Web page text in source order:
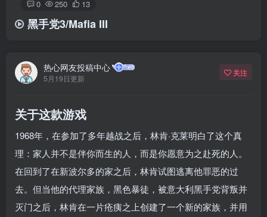
0 250 13
黑手党3/Mafia III
热心网友投稿中心
5月19日更新
关注
关于这款游戏
1968年，在参加了多年越战之后，林肯·克莱明白了这个真
理：家人并不是伴你而生的人，而是你愿意为之赴死的人。
在回到了在新波尔多的家之后，林肯试图逃离他罪恶的过
去。但当他的代理家族，黑色暴徒，被意大利黑手党背叛并
灭门之后，林肯在一片疮痍之上创建了一个新的家族，并用